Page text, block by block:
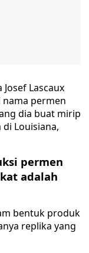
Lascaux
permen
dia buat mirip
Louisiana,
permen
adalah
bentuk produk
replika yang